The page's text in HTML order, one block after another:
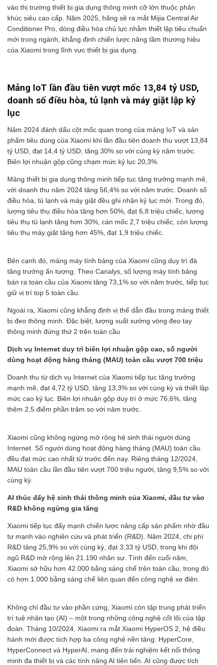
vào thị trường thiết bị gia dụng thông minh cỡ lớn thuộc phân
khúc siêu cao cấp. Năm 2025, hãng sẽ ra mắt Mijia Central Air
Conditioner Pro, dòng điều hòa chủ lực nhằm thiết lập tiêu chuẩn
mới trong ngành, khẳng định chiến lược nâng tầm thương hiệu
của Xiaomi trong lĩnh vực thiết bị gia dụng.
Mảng IoT lần đầu tiên vượt mốc 13,84 tỷ USD,
doanh số điều hòa, tủ lạnh và máy giặt lập kỷ
lục
Năm 2024 đánh dấu cột mốc quan trọng của mảng IoT và sản
phẩm tiêu dùng của Xiaomi khi lần đầu tiên doanh thu vượt 13,84
tỷ USD, đạt 14,4 tỷ USD, tăng 30% so với cùng kỳ năm trước.
Biên lợi nhuận gộp cũng chạm mức kỷ lục 20,3%.
Mảng thiết bị gia dụng thông minh tiếp tục tăng trưởng mạnh mẽ,
với doanh thu năm 2024 tăng 56,4% so với năm trước. Doanh số
điều hòa, tủ lạnh và máy giặt đều ghi nhận kỷ lục mới. Trong đó,
lượng tiêu thụ điều hòa tăng hơn 50%, đạt 6,8 triệu chiếc, lượng
tiêu thụ tủ lạnh tăng hơn 30%, cán mốc 2,7 triệu chiếc, còn lượng
tiêu thụ máy giặt tăng hơn 45%, đạt 1,9 triệu chiếc.
Bên cạnh đó, mảng máy tính bảng của Xiaomi cũng duy trì đà
tăng trưởng ấn tượng. Theo Canalys, số lượng máy tính bảng
bán ra toàn cầu của Xiaomi tăng 73,1% so với năm trước, tiếp tục
giữ vị trí top 5 toàn cầu.
Ngoài ra, Xiaomi cũng khẳng định vị thế dẫn đầu trong mảng thiết
bị đeo thông minh. Đặc biệt, lượng xuất xưởng vòng đeo tay
thông minh đứng thứ 2 trên toàn cầu
Dịch vụ Internet duy trì biên lợi nhuận gộp cao, số người
dùng hoạt động hàng tháng (MAU) toàn cầu vượt 700 triệu
Doanh thu từ dịch vụ Internet của Xiaomi tiếp tục tăng trưởng
mạnh mẽ, đạt 4,72 tỷ USD, tăng 13,3% so với cùng kỳ và thiết lập
mức cao kỷ lục. Biên lợi nhuận gộp duy trì ở mức 76,6%, tăng
thêm 2,5 điểm phần trăm so với năm trước.
Xiaomi cũng không ngừng mở rộng hệ sinh thái người dùng
Internet. Số người dùng hoạt động hàng tháng (MAU) toàn cầu
đều đạt mức cao nhất từ trước đến nay. Riêng tháng 12/2024,
MAU toàn cầu lần đầu tiên vượt 700 triệu người, tăng 9,5% so với
cùng kỳ.
AI thúc đẩy hệ sinh thái thông minh của Xiaomi, đầu tư vào
R&D không ngừng gia tăng
Xiaomi tiếp tục đẩy mạnh chiến lược nâng cấp sản phẩm nhờ đầu
tư mạnh vào nghiên cứu và phát triển (R&D). Năm 2024, chi phí
R&D tăng 25,9% so với cùng kỳ, đạt 3,33 tỷ USD, trong khi đội
ngũ R&D mở rộng lên 21.190 nhân sự. Tính đến cuối năm,
Xiaomi sở hữu hơn 42.000 bằng sáng chế trên toàn cầu, trong đó
có hơn 1.000 bằng sáng chế liên quan đến công nghệ xe điện.
Không chỉ đầu tư vào phần cứng, Xiaomi còn tập trung phát triển
trí tuệ nhân tạo (AI) – một trong những công nghệ cốt lõi của tập
đoàn. Tháng 10/2024, Xiaomi ra mắt Xiaomi HyperOS 2, hệ điều
hành mới được tích hợp ba công nghệ nền tảng: HyperCore,
HyperConnect và HyperAI, mang đến trải nghiệm kết nối thông
minh đa thiết bị và các tính năng AI tiên tiến. AI cũng được tích